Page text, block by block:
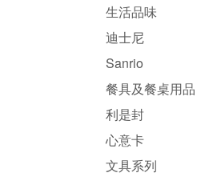
生活品味
迪士尼
Sanrio
餐具及餐桌用品
利是封
心意卡
文具系列